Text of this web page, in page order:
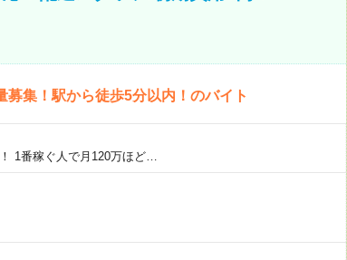
募集！駅から徒歩5分以内！のバイト
1番稼ぐ人で月120万ほど…